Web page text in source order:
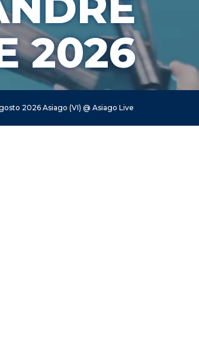
2026
2026 Asiago (VI) @ Asiago Live